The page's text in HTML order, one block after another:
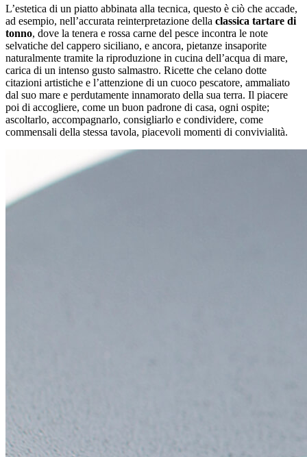
L’estetica di un piatto abbinata alla tecnica, questo è ciò che accade,
ad esempio, nell’accurata reinterpretazione della classica tartare di
tonno, dove la tenera e rossa carne del pesce incontra le note
selvatiche del cappero siciliano, e ancora, pietanze insaporite
naturalmente tramite la riproduzione in cucina dell’acqua di mare,
carica di un intenso gusto salmastro. Ricette che celano dotte
citazioni artistiche e l’attenzione di un cuoco pescatore, ammaliato
dal suo mare e perdutamente innamorato della sua terra. Il piacere
poi di accogliere, come un buon padrone di casa, ogni ospite;
ascoltarlo, accompagnarlo, consigliarlo e condividere, come
commensali della stessa tavola, piacevoli momenti di convivialità.